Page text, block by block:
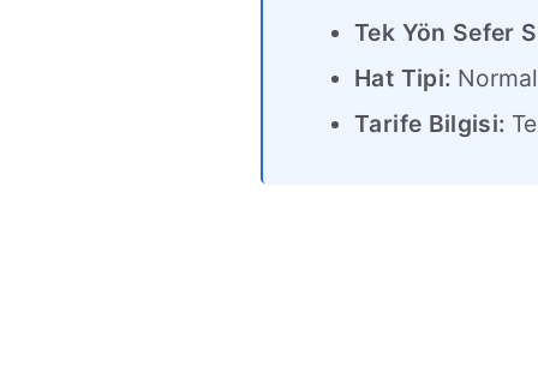
Tek Yön Sefer
Hat Tipi: Normal
Tarife Bilgisi: